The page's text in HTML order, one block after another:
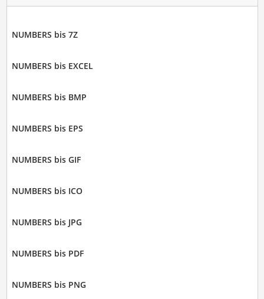
NUMBERS bis 7Z
NUMBERS bis EXCEL
NUMBERS bis BMP
NUMBERS bis EPS
NUMBERS bis GIF
NUMBERS bis ICO
NUMBERS bis JPG
NUMBERS bis PDF
NUMBERS bis PNG